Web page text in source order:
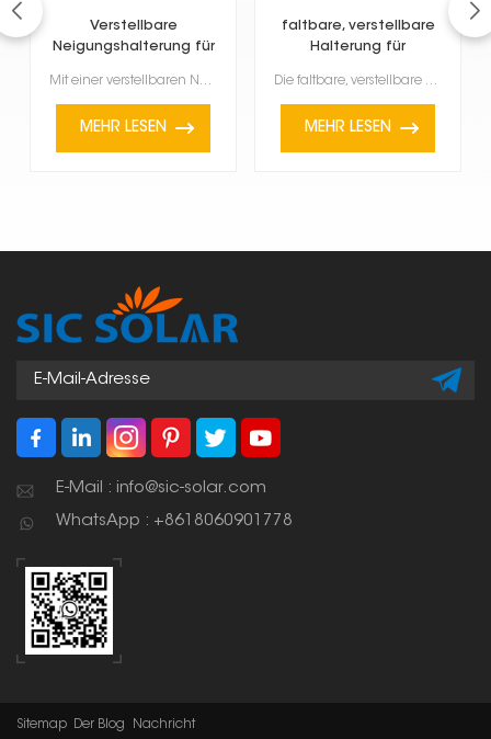
Verstellbare
Neigungshalterung für
Mit einer verstellbaren Neigungshalterung für Solarmodule können Sie Ihr Solarmodul in verschiedene ...
MEHR LESEN
faltbare, verstellbare
Halterung für
Die faltbare, verstellbare Neigungshalterung für Solarpaneele ist eine praktische Möglichkeit, Ihre ...
MEHR LESEN
E-Mail : info@sic-solar.com
WhatsApp : +8618060901778
Sitemap Der Blog Nachricht